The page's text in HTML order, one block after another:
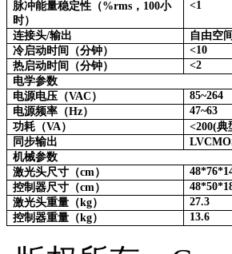
脉冲能量稳定性（%rms，100小
时）
<1
连接头/输出
自由空
冷启动时间（分钟）
<10
热启动时间（分钟）
<2
电学参数
电源电压（VAC）
85~264
电源频率（Hz）
47~63
功耗（VA）
<200(典
同步输出
机械参数
激光头尺寸（cm）
控制器尺寸（cm）
激光头重量（kg）
27.3
控制器重量（kg）
13.6